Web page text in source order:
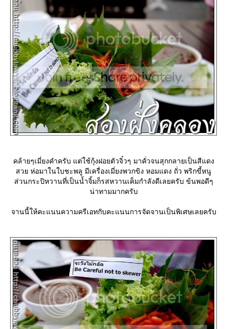
คล้ายๆเมี่ยงคำครับ แต่ใช้กุ้งฝอยตัวจิ๋วๆ มาคั่วจนสุกกลายเป็นสีแดง
สวย ห่อมาในใบชะพลู มีเครื่องเมี่ยงพวกขิง หอมแดง ถั่ว พริกขี้หนู
ส่วนกระปิหวานที่เป็นน้ำจิ้มก็รสหวานเค็มกำลังดีเลยครับ ข้นพอดีๆ
น่าทามมากครับ
จานนี้ให้คะแนนความครีเอทกับคะแนนการจัดจานเป็นพิเศษเลยครับ